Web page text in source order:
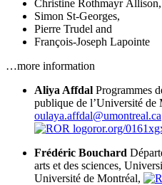
Christine Rothmayr Allison,
Simon St-Georges,
Pierre Trudel and
François-Joseph Lapointe
…more information
Aliya Affdal Programmes
publique de l’Université de
oulaya.affdal@umontreal.ca
ror.org/
Frédéric Bouchard
arts et des sciences,
Université de Montréal,